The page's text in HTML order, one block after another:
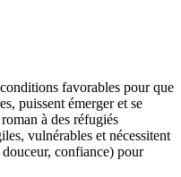
favorables pour que
puissent émerger et se
à des réfugiés
vulnérables et nécessitent
confiance) pour